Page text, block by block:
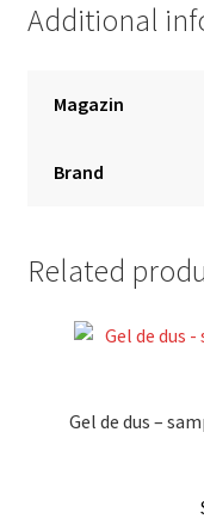
Additional
Magazin
Brand
Related
Gel de dus –